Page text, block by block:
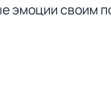
эмоции своим